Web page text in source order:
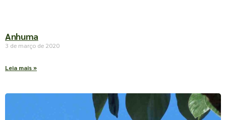
Anhuma
3 de março de 2020
Leia mais »